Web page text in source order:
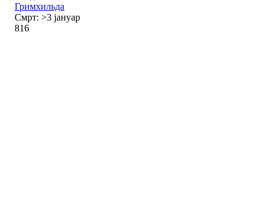
Гримхильда
Смрт: >3 јануар
816